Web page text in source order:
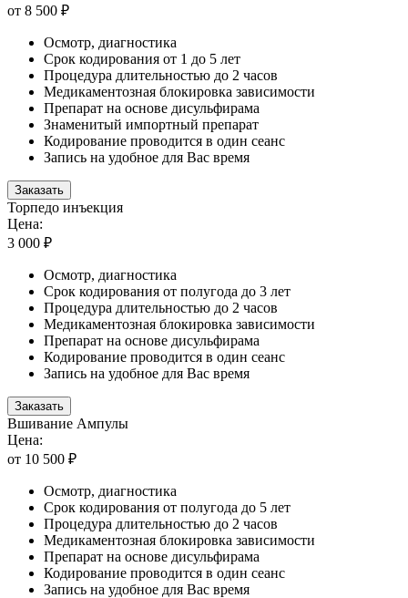
от 8 500 ₽
Осмотр, диагностика
Срок кодирования от 1 до 5 лет
Процедура длительностью до 2 часов
Медикаментозная блокировка зависимости
Препарат на основе дисульфирама
Знаменитый импортный препарат
Кодирование проводится в один сеанс
Запись на удобное для Вас время
Заказать
Торпедо инъекция
Цена:
3 000 ₽
Осмотр, диагностика
Срок кодирования от полугода до 3 лет
Процедура длительностью до 2 часов
Медикаментозная блокировка зависимости
Препарат на основе дисульфирама
Кодирование проводится в один сеанс
Запись на удобное для Вас время
Заказать
Вшивание Ампулы
Цена:
от 10 500 ₽
Осмотр, диагностика
Срок кодирования от полугода до 5 лет
Процедура длительностью до 2 часов
Медикаментозная блокировка зависимости
Препарат на основе дисульфирама
Кодирование проводится в один сеанс
Запись на удобное для Вас время